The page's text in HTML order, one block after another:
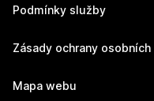
Podmínky služby
Zásady ochrany osobních
Mapa webu